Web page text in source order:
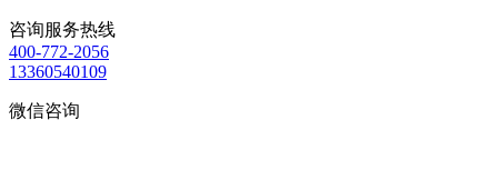
咨询服务热线
400-772-2056
13360540109
微信咨询